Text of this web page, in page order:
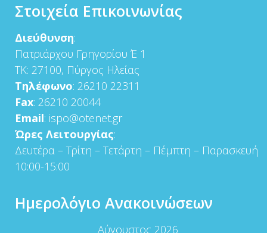
Στοιχεία Επικοινωνίας
Διεύθυνση:
Πατριάρχου Γρηγορίου Έ 1
ΤΚ: 27100, Πύργος Ηλείας
Τηλέφωνο: 26210 22311
Fax: 26210 20044
Email: ispo@otenet.gr
Ώρες Λειτουργίας:
Δευτέρα – Τρίτη – Τετάρτη – Πέμπτη – Παρασκευή
10:00-15:00
Ημερολόγιο Ανακοινώσεων
Αύγουστος 2026